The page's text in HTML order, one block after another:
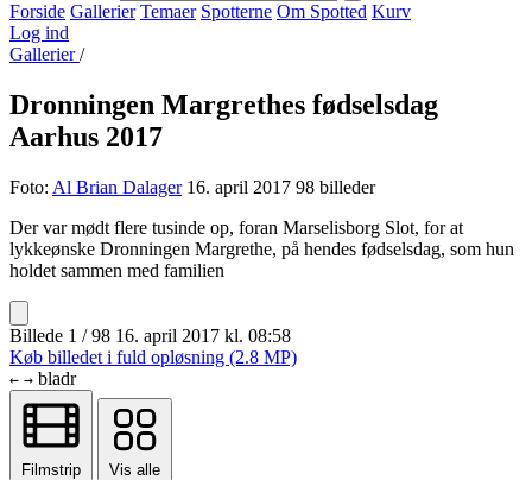
Forside Gallerier Temaer Spotterne Om Spotted Kurv
Log ind
Gallerier/
Dronningen Margrethes fødselsdag
Aarhus 2017
Foto: Al Brian Dalager 16. april 2017 98 billeder
Der var mødt flere tusinde op, foran Marselisborg Slot, for at
lykkeønske Dronningen Margrethe, på hendes fødselsdag, som hun
holdet sammen med familien
Billede 1 / 98 16. april 2017 kl. 08:58
Køb billedet i fuld opløsning (2.8 MP)
← → bladr
Filmstrip Vis alle